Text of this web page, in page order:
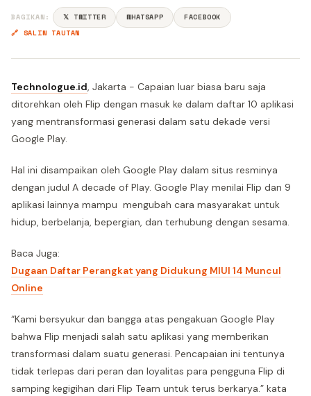
BAGIKAN: 𝕏 TWITTER WHATSAPP
FACEBOOK
🔗 SALIN TAUTAN
Technologue.id, Jakarta - Capaian luar biasa baru saja
ditorehkan oleh Flip dengan masuk ke dalam daftar 10 aplikasi
yang mentransformasi generasi dalam satu dekade versi
Google Play.
Hal ini disampaikan oleh Google Play dalam situs resminya
dengan judul A decade of Play. Google Play menilai Flip dan 9
aplikasi lainnya mampu mengubah cara masyarakat untuk
hidup, berbelanja, bepergian, dan terhubung dengan sesama.
Baca Juga:
Dugaan Daftar Perangkat yang Didukung MIUI 14 Muncul
Online
“Kami bersyukur dan bangga atas pengakuan Google Play
bahwa Flip menjadi salah satu aplikasi yang memberikan
transformasi dalam suatu generasi. Pencapaian ini tentunya
tidak terlepas dari peran dan loyalitas para pengguna Flip di
samping kegigihan dari Flip Team untuk terus berkarya.” kata